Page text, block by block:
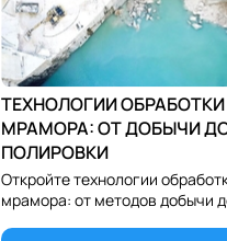
ТЕХНОЛОГИИ ОБРАБОТКИ
МРАМОРА: ОТ ДОБЫЧИ
ПОЛИРОВКИ
Откройте технологии
мрамора: от методов добычи